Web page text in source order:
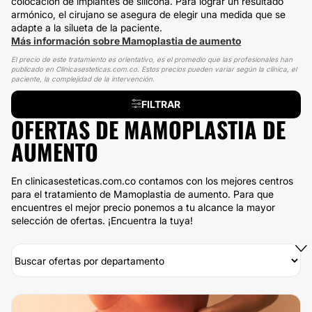
armónico, el cirujano se asegura de elegir una medida que se
adapte a la silueta de la paciente.
Más información sobre Mamoplastia de aumento
El precio de este tratamiento es orientativo, es el promedio que las profesionales han
publicado en Clinicasesteticas.com.co. Estos precios pueden variar según la clínica, el
paciente, la complejidad de la intervención.
FILTRAR
OFERTAS DE MAMOPLASTIA DE
AUMENTO
En clinicasesteticas.com.co contamos con los mejores centros
para el tratamiento de Mamoplastia de aumento. Para que
encuentres el mejor precio ponemos a tu alcance la mayor
selección de ofertas. ¡Encuentra la tuya!